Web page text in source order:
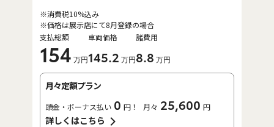
支払総額
154 万円
車両価格
145.2 万円
諸費用
8.8 万円
※消費税10%込み
※価格は展示店にて8月登録の場合
月々定額プラン
頭金・ボーナス払い 0 円！ 月々 25,600 円
詳しくはこちら